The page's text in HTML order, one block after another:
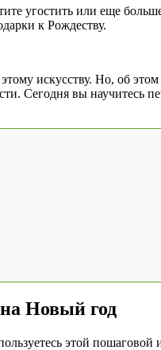
угостить или еще
к Рождеству.
искусству. Но, об
Сегодня вы научитесь
Новый год
этой пошаговой